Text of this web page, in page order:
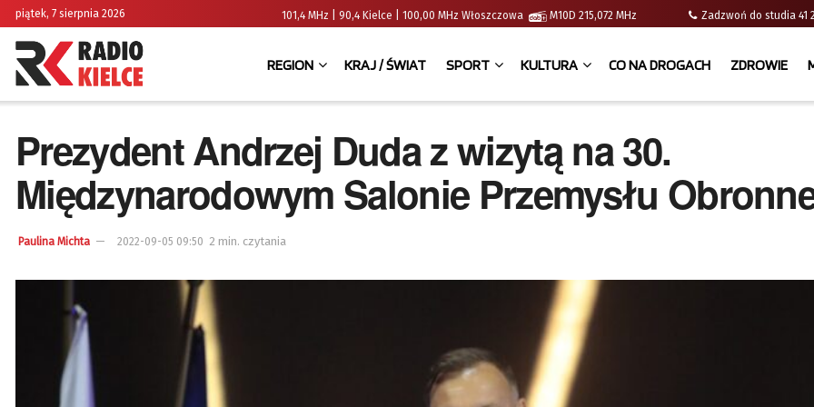
piątek, 7 sierpnia 2026 101,4 MHz | 90,4 Kielce | 100,00 MHz Włoszczowa M10D 215,072 MHz Zadzwoń do studia
REGION KRAJ / ŚWIAT SPORT KULTURA CO NA DROGACH ZDROWIE
Prezydent Andrzej Duda z wizytą na 30.
Międzynarodowym Salonie Przemysłu
Paulina Michta 2022-09-05 09:50 2 min. czytania